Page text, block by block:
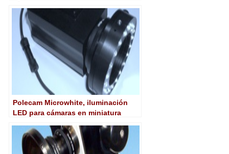
Polecam Microwhite, iluminación
LED para cámaras en miniatura